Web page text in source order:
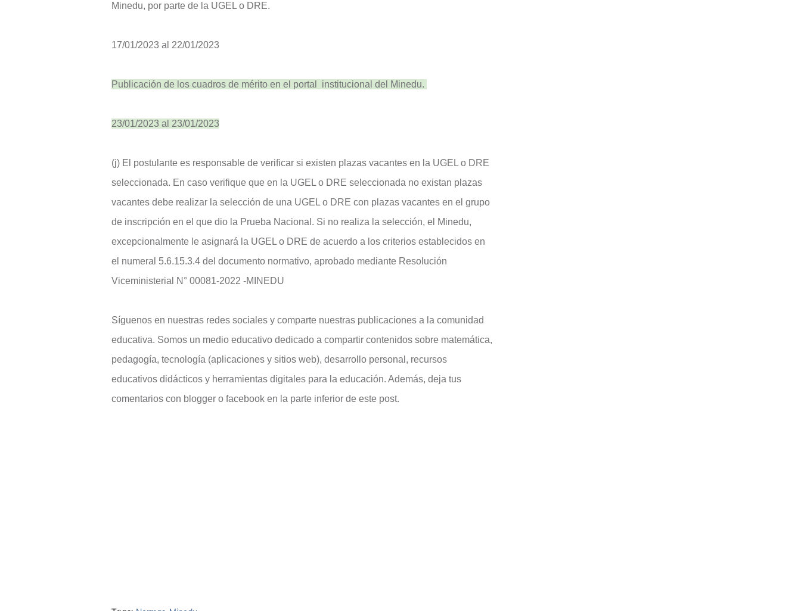
Minedu, por parte de la UGEL o DRE.
17/01/2023 al 22/01/2023
Publicación de los cuadros de mérito en el portal institucional del Minedu.
23/01/2023 al 23/01/2023
(j) El postulante es responsable de verificar si existen plazas vacantes en la UGEL o DRE
seleccionada. En caso verifique que en la UGEL o DRE seleccionada no existan plazas
vacantes debe realizar la selección de una UGEL o DRE con plazas vacantes en el grupo
de inscripción en el que dio la Prueba Nacional. Si no realiza la selección, el Minedu,
excepcionalmente le asignará la UGEL o DRE de acuerdo a los criterios establecidos en
el numeral 5.6.15.3.4 del documento normativo, aprobado mediante Resolución
Viceministerial N° 00081-2022 -MINEDU
Síguenos en nuestras redes sociales y comparte nuestras publicaciones a la comunidad
educativa. Somos un medio educativo dedicado a compartir contenidos sobre matemática,
pedagogía, tecnología (aplicaciones y sitios web), desarrollo personal, recursos
educativos didácticos y herramientas digitales para la educación. Además, deja tus
comentarios con blogger o facebook en la parte inferior de este post.